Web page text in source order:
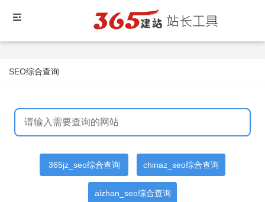
SEO综合查询
365jz_seo综合查询 chinaz_seo综合查询
aizhan_seo综合查询